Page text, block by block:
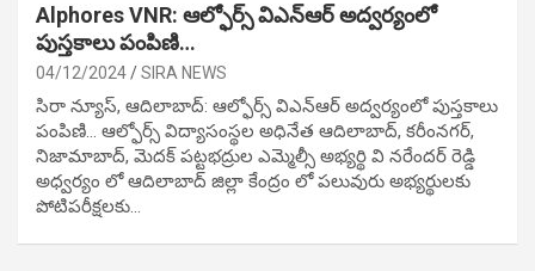
Alphores VNR: ఆల్ఫోర్స్ విఎన్ఆర్ అద్వర్యంలో
పుస్తకాలు పంపిణి…
04/12/2024 SIRA NEWS
సిరా న్యూస్, ఆదిలాబాద్: ఆల్ఫోర్స్ విఎన్ఆర్ అద్వర్యంలో పుస్తకాలు
పంపిణి… ఆల్ఫోర్స్ విద్యాసంస్థల అధినేత ఆదిలాబాద్, కరీంనగర్,
నిజామాబాద్, మెదక్ పట్టభద్రుల ఎమ్మెల్సీ అభ్యర్థి వి నరేందర్ రెడ్డి
అధ్వర్యం లో ఆదిలాబాద్ జిల్లా కేంద్రం లో పలువురు అభ్యర్థులకు
పోటిప‌రీక్ష‌ల‌కు…